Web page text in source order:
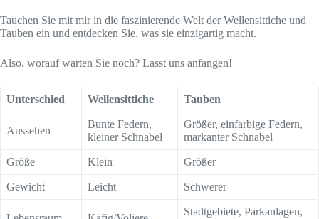
Tauchen Sie mit mir in die faszinierende Welt der Wellensittiche und
Tauben ein und entdecken Sie, was sie einzigartig macht.
Also, worauf warten Sie noch? Lasst uns anfangen!
Unterschied Wellensittiche Tauben
Aussehen
Bunte Federn,
kleiner Schnabel
Größer, einfarbige Federn,
markanter Schnabel
Größe Klein Größer
Gewicht Leicht Schwerer
Stadtgebiete, Parkanlagen,